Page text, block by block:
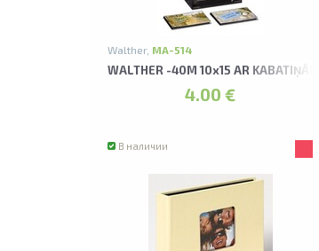
Walther, MA-514
WALTHER -40M 10x15 AR
4.00 €
В наличии